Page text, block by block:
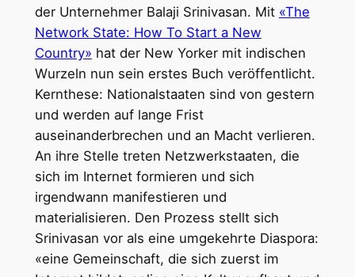
der Unternehmer Balaji Srinivasan. Mit «The
Network State: How To Start a New
Country» hat der New Yorker mit indischen
Wurzeln nun sein erstes Buch veröffentlicht.
Kernthese: Nationalstaaten sind von gestern
und werden auf lange Frist
auseinanderbrechen und an Macht verlieren.
An ihre Stelle treten Netzwerkstaaten, die
sich im Internet formieren und sich
irgendwann manifestieren und
materialisieren. Den Prozess stellt sich
Srinivasan vor als eine umgekehrte Diaspora:
«eine Gemeinschaft, die sich zuerst im